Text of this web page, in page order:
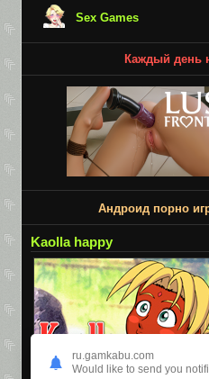
Sex Games
Каждый день
Андроид порно
Kaolla happy
ru.gamkabu.com
Would like to send you